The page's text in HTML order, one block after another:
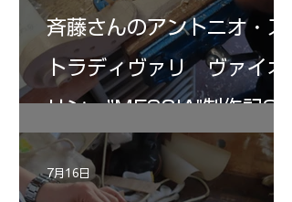
斉藤さんのアントニオ・ス
トラディヴァリ ヴァイオ
リン ”MESSIA"制作記32
7月16日